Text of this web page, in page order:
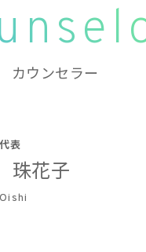
カウンセラー
表
花子